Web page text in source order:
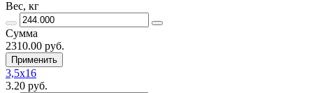
Вес, кг
Сумма
2310.00 руб.
Применить
3,5х16
3.20 руб.